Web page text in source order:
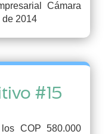
Cámara
de 2014
#15
COP 580.000